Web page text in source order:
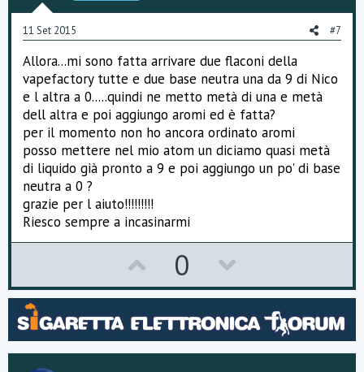
e o
t
e
11 Set 2015 #7
Allora...mi sono fatta arrivare due flaconi della
vapefactory tutte e due base neutra una da 9 di Nico
e l altra a 0.....quindi ne metto metà di una e metà
dell altra e poi aggiungo aromi ed è fatta?
per il momento non ho ancora ordinato aromi
posso mettere nel mio atom un diciamo quasi metà
di liquido già pronto a 9 e poi aggiungo un po' di base
neutra a 0 ?
grazie per l aiuto!!!!!!!!!
Riesco sempre a incasinarmi
p
v
o
0
o
w
n